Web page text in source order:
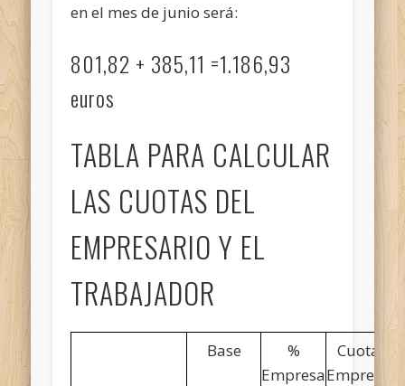
en el mes de junio será:
801,82 + 385,11 =1.186,93
euros
TABLA PARA CALCULAR
LAS CUOTAS DEL
EMPRESARIO Y EL
TRABAJADOR
Base
%
Empresa
Cuota
Empresa